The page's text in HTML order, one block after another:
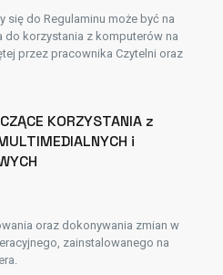
się do Regulaminu może być na
do korzystania z komputerów na
przez pracownika Czytelni oraz
KORZYSTANIA z
i
oraz dokonywania zmian w
zainstalowanego na